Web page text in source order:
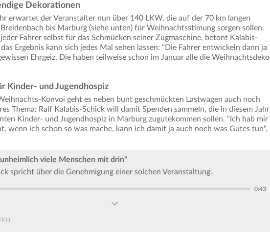
Dekorationen
erwartet der Veranstalter nun über 140 LKW, die auf der 70 km langen
bis Marburg (siehe unten) für Weihnachtsstimung sorgen sollen.
jeder Fahrer selbst für das Schmücken seiner Zugmaschine, betont Kalabis-
Ergebnis kann sich jedes Mal sehen lassen: "Die Fahrer entwickeln dann ja
Ehrgeiz. Die haben teilweise schon im Januar alle die Weihnachtsdeko
Kinder- und Jugendhospiz
Konvoi geht es neben bunt geschmückten Lastwagen auch noch
Thema: Ralf Kalabis-Schick will damit Spenden sammeln, die in diesem Jahr
Kinder- und Jugendhospiz in Marburg zugutekommen sollen. "Ich hab mir
wenn ich schon so was mache, kann ich damit ja auch noch was Gutes tun",
viele Menschen mit drin"
spricht über die Genehmigung einer solchen Veranstaltung.
0:43